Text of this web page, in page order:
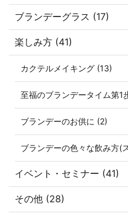
ブランデーグラス (17)
楽しみ方 (41)
カクテルメイキング (13)
至福のブランデータイム第1
ブランデーのお供に (2)
ブランデーの色々な飲み方(
イベント・セミナー (41)
その他 (28)